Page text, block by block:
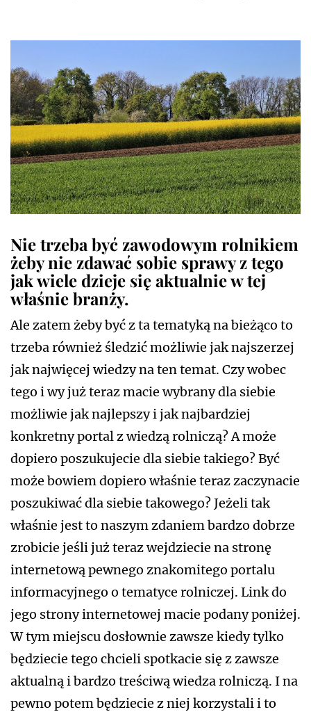
Nie trzeba być zawodowym rolnikiem
żeby nie zdawać sobie sprawy z tego
jak wiele dzieje się aktualnie w tej
właśnie branży.
Ale zatem żeby być z ta tematyką na bieżąco to
trzeba również śledzić możliwie jak najszerzej
jak najwięcej wiedzy na ten temat. Czy wobec
tego i wy już teraz macie wybrany dla siebie
możliwie jak najlepszy i jak najbardziej
konkretny portal z wiedzą rolniczą? A może
dopiero poszukujecie dla siebie takiego? Być
może bowiem dopiero właśnie teraz zaczynacie
poszukiwać dla siebie takowego? Jeżeli tak
właśnie jest to naszym zdaniem bardzo dobrze
zrobicie jeśli już teraz wejdziecie na stronę
internetową pewnego znakomitego portalu
informacyjnego o tematyce rolniczej. Link do
jego strony internetowej macie podany poniżej.
W tym miejscu dosłownie zawsze kiedy tylko
będziecie tego chcieli spotkacie się z zawsze
aktualną i bardzo treściwą wiedza rolniczą. I na
pewno potem będziecie z niej korzystali i to